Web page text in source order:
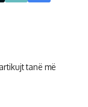
tanë më